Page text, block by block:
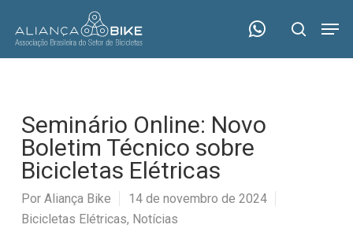
main
search
Seminário Online: Novo
Boletim Técnico sobre
Bicicletas Elétricas
Por Aliança Bike
14 de novembro de 2024
Bicicletas Elétricas, Notícias